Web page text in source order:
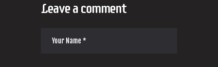
Leave a comment